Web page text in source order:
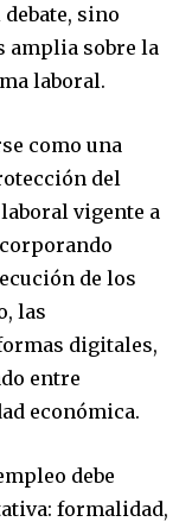
sino
amplia sobre la
laboral.
como una
del
vigente a
de los
las
digitales,
entre
económica.
debe
formalidad,